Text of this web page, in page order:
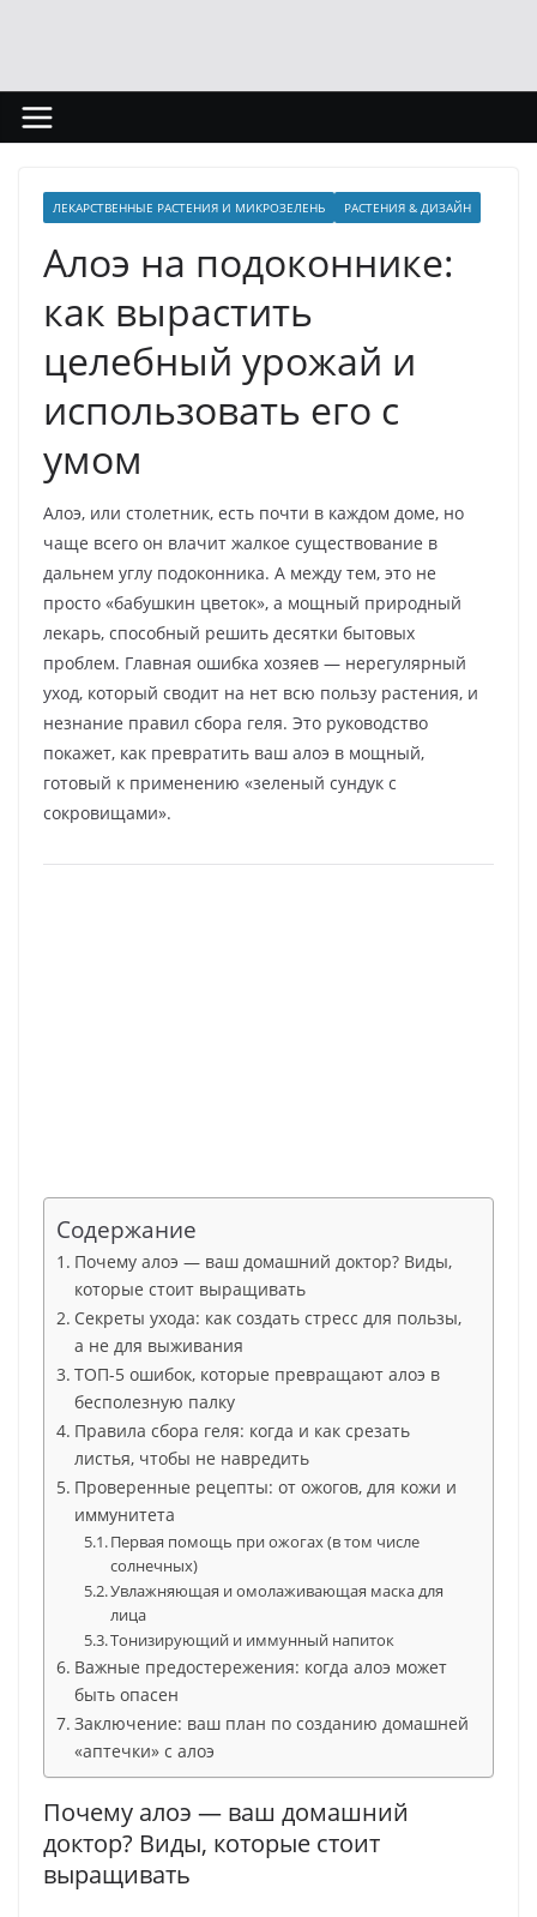
ЛЕКАРСТВЕННЫЕ РАСТЕНИЯ И МИКРОЗЕЛЕНЬ РАСТЕНИЯ & ДИЗАЙН
Алоэ на подоконнике:
как вырастить
целебный урожай и
использовать его с
умом
Алоэ, или столетник, есть почти в каждом доме, но
чаще всего он влачит жалкое существование в
дальнем углу подоконника. А между тем, это не
просто «бабушкин цветок», а мощный природный
лекарь, способный решить десятки бытовых
проблем. Главная ошибка хозяев — нерегулярный
уход, который сводит на нет всю пользу растения, и
незнание правил сбора геля. Это руководство
покажет, как превратить ваш алоэ в мощный,
готовый к применению «зеленый сундук с
сокровищами».
Содержание
Почему алоэ — ваш домашний доктор? Виды,
которые стоит выращивать
Секреты ухода: как создать стресс для пользы,
а не для выживания
ТОП-5 ошибок, которые превращают алоэ в
бесполезную палку
Правила сбора геля: когда и как срезать
листья, чтобы не навредить
Проверенные рецепты: от ожогов, для кожи и
иммунитета
Первая помощь при ожогах (в том числе
солнечных)
Увлажняющая и омолаживающая маска для
лица
Тонизирующий и иммунный напиток
Важные предостережения: когда алоэ может
быть опасен
Заключение: ваш план по созданию домашней
«аптечки» с алоэ
Почему алоэ — ваш домашний
доктор? Виды, которые стоит
выращивать